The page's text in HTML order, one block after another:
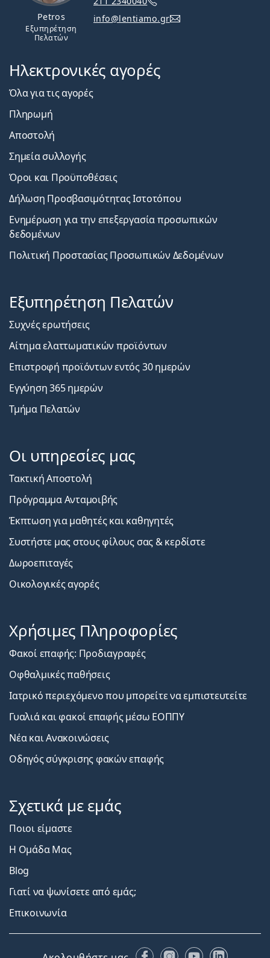
Petros
Εξυπηρέτηση
Πελατών
info@lentiamo.gr
Ηλεκτρονικές αγορές
Όλα για τις αγορές
Πληρωμή
Αποστολή
Σημεία συλλογής
Όροι και Προϋποθέσεις
Δήλωση Προσβασιμότητας Ιστοτόπου
Ενημέρωση για την επεξεργασία προσωπικών
δεδομένων
Πολιτική Προστασίας Προσωπικών Δεδομένων
Εξυπηρέτηση Πελατών
Συχνές ερωτήσεις
Αίτημα ελαττωματικών προϊόντων
Επιστροφή προϊόντων εντός 30 ημερών
Εγγύηση 365 ημερών
Τμήμα Πελατών
Οι υπηρεσίες μας
Τακτική Αποστολή
Πρόγραμμα Ανταμοιβής
Έκπτωση για μαθητές και καθηγητές
Συστήστε μας στους φίλους σας & κερδίστε
Δωροεπιταγές
Οικολογικές αγορές
Χρήσιμες Πληροφορίες
Φακοί επαφής: Προδιαγραφές
Οφθαλμικές παθήσεις
Ιατρικό περιεχόμενο που μπορείτε να εμπιστευτείτε
Γυαλιά και φακοί επαφής μέσω ΕΟΠΠΥ
Νέα και Ανακοινώσεις
Οδηγός σύγκρισης φακών επαφής
Σχετικά με εμάς
Ποιοι είμαστε
Η Ομάδα Μας
Blog
Γιατί να ψωνίσετε από εμάς;
Επικοινωνία
FacebookInstagram
YouTubeLinkedIn